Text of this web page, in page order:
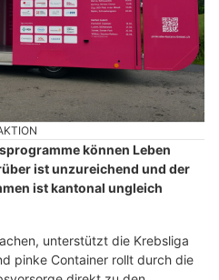
können Leben
ist unzureichend und der
ist kantonal ungleich
unterstützt die Krebsliga
pinke Container rollt durch die